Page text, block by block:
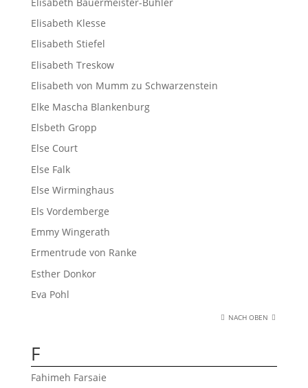
Elisabeth Klesse
Elisabeth Stiefel
Elisabeth Treskow
Elisabeth von Mumm zu Schwarzenstein
Elke Mascha Blankenburg
Elsbeth Gropp
Else Court
Else Falk
Else Wirminghaus
Els Vordemberge
Emmy Wingerath
Ermentrude von Ranke
Esther Donkor
Eva Pohl
NACH OBEN
F
Fahimeh Farsaie